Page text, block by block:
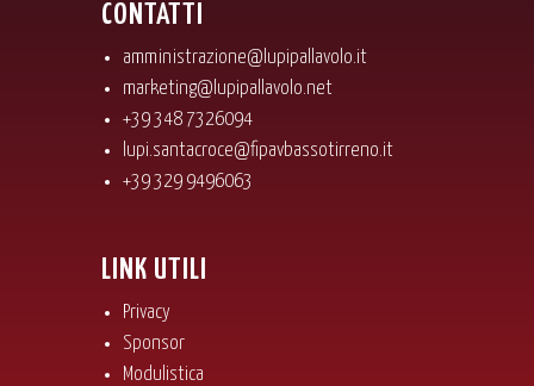
CONTATTI
amministrazione@lupipallavolo.it
marketing@lupipallavolo.net
+39 348 7326094
lupi.santacroce@fipavbassotirreno.it
+39 329 9496063
LINK UTILI
Privacy
Sponsor
Modulistica